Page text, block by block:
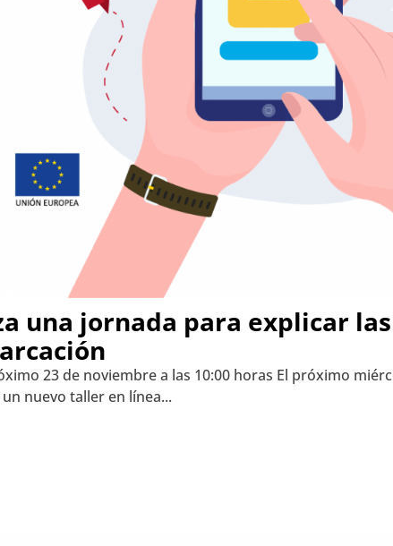
una jornada para explicar
23 de noviembre a las 10:00 horas El próximo
nuevo taller en línea...